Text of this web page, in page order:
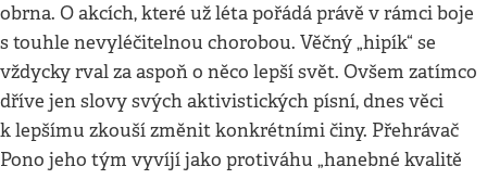
obrna. O akcích, které už léta pořádá právě v rámci boje
s touhle nevyléčitelnou chorobou. Věčný „hipík“ se
vždycky rval za aspoň o něco lepší svět. Ovšem zatímco
dříve jen slovy svých aktivistických písní, dnes věci
k lepšímu zkouší změnit konkrétními činy. Přehrávač
Pono jeho tým vyvíjí jako protiváhu „hanebné kvalitě